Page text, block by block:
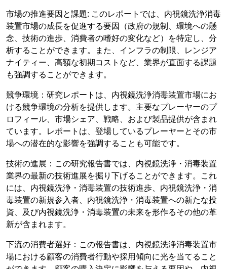
市場の推進要因と課題: このレポートでは、内視鏡洗浄消毒
装置市場の成長を促進する要因（政府の規制、環境への懸
念、技術の進歩、消費者の嗜好の変化など）を特定し、分
析することができます。また、インフラの制限、レンジア
ナイティー、高額な初期コストなど、業界が直面する課題
も強調することができます。
競争環境：研究レポートは、内視鏡洗浄消毒装置市場にお
ける競争環境の分析を提供します。主要なプレーヤーのプ
ロフィール、市場シェア、戦略、および製品提供が含まれ
ています。レポートは、登場しているプレーヤーとその市
場への潜在的な影響を強調することも可能です。
技術の進展：この研究報告書では、内視鏡洗浄・消毒装置
業界の最新の技術進展を掘り下げることができます。これ
には、内視鏡洗浄・消毒装置の技術進歩、内視鏡洗浄・消
毒装置の新規参入者、内視鏡洗浄・消毒装置への新たな投
資、及び内視鏡洗浄・消毒装置の未来を形作るその他の革
新が含まれます。
下流の消費者選好：この報告書は、内視鏡洗浄消毒装置市
場における顧客の消費者行動や採用傾向に光を当てること